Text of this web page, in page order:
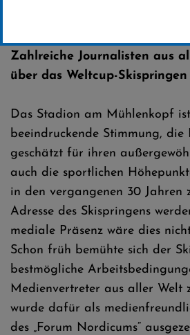
Zahlreiche Journalisten aus
über das Weltcup-
Das Stadion am Mühlenkopf
beeindruckende Stimmung, die
geschätzt für ihren
auch die sportlichen
in den vergangenen 30 Jahren
Adresse des Skispringens
mediale Präsenz wäre dies
Schon früh bemühte sich der
bestmögliche
Medienvertreter aus aller Welt
wurde dafür als
des „Forum Nordicums“